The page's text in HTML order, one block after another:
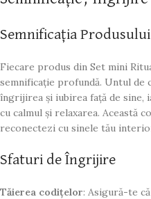
Semnificația Produsului
Fiecare produs din Set mini
semnificație profundă. Untul de
îngrijirea și iubirea față de sine,
cu calmul și relaxarea. Această
reconectezi cu sinele tău
Sfaturi de Îngrijire
Tăierea codițelor: Asigură-te